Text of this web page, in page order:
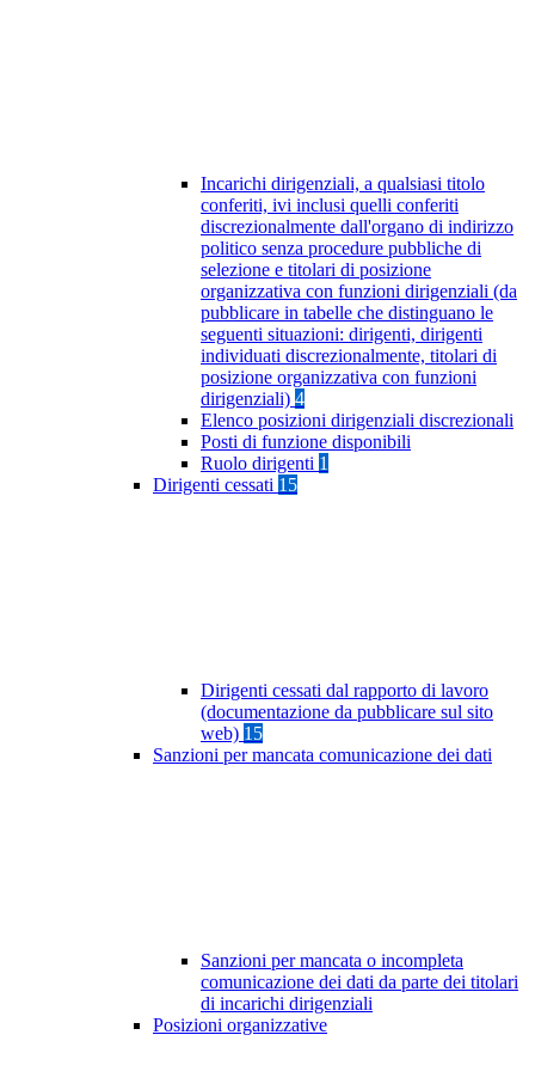
Incarichi dirigenziali, a qualsiasi titolo
conferiti, ivi inclusi quelli conferiti
discrezionalmente dall'organo di indirizzo
politico senza procedure pubbliche di
selezione e titolari di posizione
organizzativa con funzioni dirigenziali (da
pubblicare in tabelle che distinguano le
seguenti situazioni: dirigenti, dirigenti
individuati discrezionalmente, titolari di
posizione organizzativa con funzioni
dirigenziali) 4
Elenco posizioni dirigenziali discrezionali
Posti di funzione disponibili
Ruolo dirigenti 1
Dirigenti cessati 15
Dirigenti cessati dal rapporto di lavoro
(documentazione da pubblicare sul sito
web) 15
Sanzioni per mancata comunicazione dei dati
Sanzioni per mancata o incompleta
comunicazione dei dati da parte dei titolari
di incarichi dirigenziali
Posizioni organizzative